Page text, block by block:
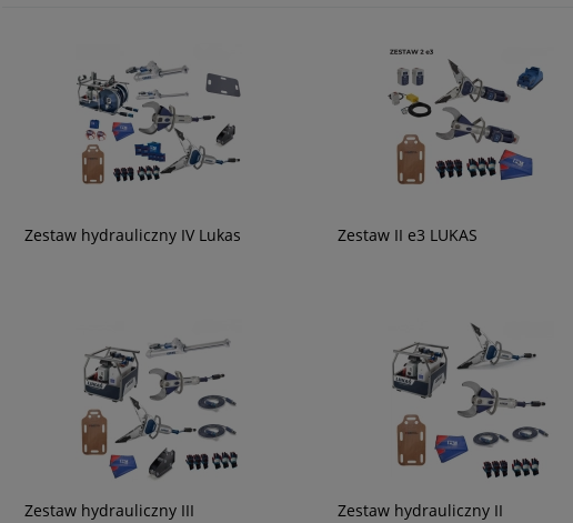
Latarka sygnalizacyjna Flagger LED
99,00 zł
Latarka do kierowania ruchem RBLED
99,00 zł
Zestaw hydrauliczny IV Lukas Zestaw II e3 LUKAS
Zestaw hydrauliczny III Zestaw hydrauliczny II